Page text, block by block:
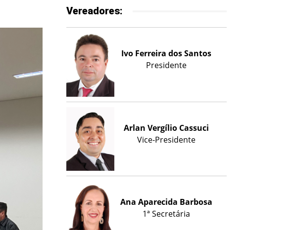
Vereadores:
Ivo Ferreira dos Santos
Presidente
Arlan Vergílio Cassuci
Vice-Presidente
Ana Aparecida Barbosa
1ª Secretária